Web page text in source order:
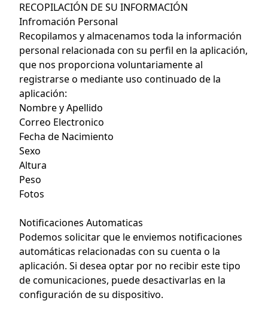
RECOPILACIÓN DE SU INFORMACIÓN
Infromación Personal
Recopilamos y almacenamos toda la información
personal relacionada con su perfil en la aplicación,
que nos proporciona voluntariamente al
registrarse o mediante uso continuado de la
aplicación:
Nombre y Apellido
Correo Electronico
Fecha de Nacimiento
Sexo
Altura
Peso
Fotos
Notificaciones Automaticas
Podemos solicitar que le enviemos notificaciones
automáticas relacionadas con su cuenta o la
aplicación. Si desea optar por no recibir este tipo
de comunicaciones, puede desactivarlas en la
configuración de su dispositivo.